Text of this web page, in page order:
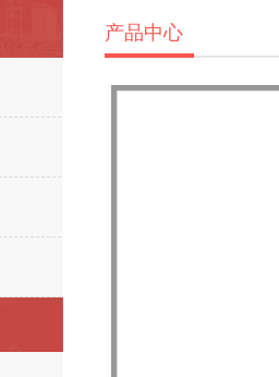
产品中心